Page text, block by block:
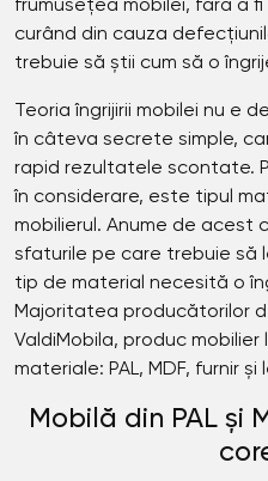
frumusețea mobilei, fără a
curând din cauza
trebuie să știi cum să o
Teoria îngrijirii mobilei nu e
în câteva secrete simple,
rapid rezultatele scontate.
în considerare, este tipul
mobilierul. Anume de acest
sfaturile pe care trebuie să
tip de material necesită o
Majoritatea producătorilor
ValdiMobila, produc
materiale: PAL, MDF, furnir și
Mobilă din PAL și